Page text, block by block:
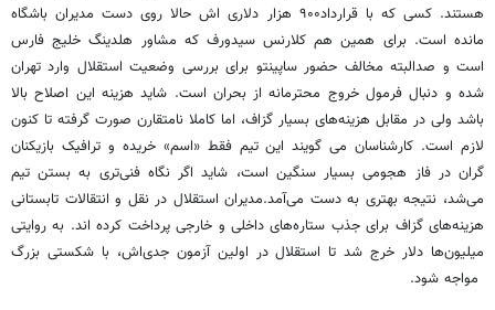
هستند. کسی که با قرارداد۹۰۰ هزار دلاری اش حالا روی دست مدیران باشگاه
مانده است. برای همین هم کلارنس سیدورف که مشاور هلدینگ خلیج فارس
است و صدالبته مخالف حضور ساپینتو برای بررسی وضعیت استقلال وارد تهران
شده و دنبال فرمول خروج محترمانه از بحران است. شاید هزینه این اصلاح بالا
باشد ولی در مقابل هزینه‌های بسیار گزاف، اما کاملا نامتقارن صورت گرفته تا کنون
لازم است. کارشناسان می گویند این تیم فقط «اسم» خریده و ترافیک بازیکنان
گران در فاز هجومی بسیار سنگین است، شاید اگر نگاه فنی‌تری به بستن تیم
می‌شد، نتیجه بهتری به دست می‌آمد.مدیران استقلال در نقل و انتقالات تابستانی
هزینه‌های گزاف برای جذب ستاره‌های داخلی و خارجی پرداخت کرده اند. به روایتی
میلیون‌ها دلار خرج شد تا استقلال در اولین آزمون جدی‌اش، با شکستی بزرگ
مواجه شود.